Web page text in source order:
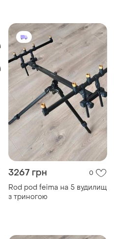
3267 грн 0
Rod pod feima на 5 вудилищ
з триногою